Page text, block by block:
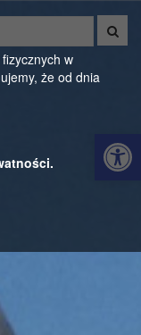
w
że od dnia
Parysów
mazowieckie